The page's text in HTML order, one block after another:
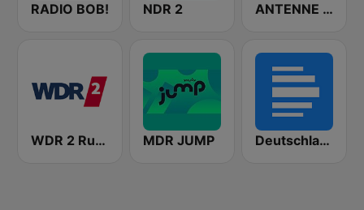
RADIO BOB! NDR 2 ANTENNE BAYERN
WDR 2 Ruhrgebiet MDR JUMP Deutschlandfunk